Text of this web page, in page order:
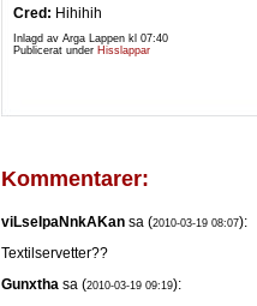
Cred: Hihihih
Inlagd av Arga Lappen kl 07:40
Publicerat under Hisslappar
Kommentarer:
viLseIpaNnkAKan sa (2010-03-19 08:07):
Textilservetter??
Gunxtha sa (2010-03-19 09:19):